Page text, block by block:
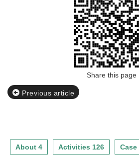
Share this page
Previous article
About 4 Activities 126